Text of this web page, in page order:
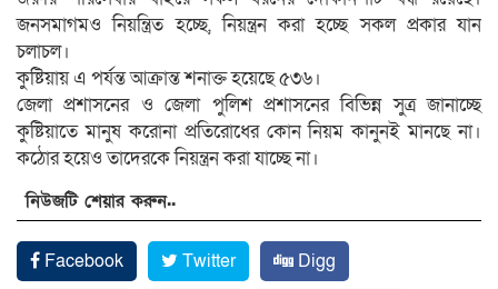
জনসমাগমও নিয়ন্ত্রিত হচ্ছে, নিয়ন্ত্রন করা হচ্ছে সকল প্রকার যান
চলাচল।
কুষ্টিয়ায় এ পর্যন্ত আক্রান্ত শনাক্ত হয়েছে ৫৩৬।
জেলা প্রশাসনের ও জেলা পুলিশ প্রশাসনের বিভিন্ন সুত্র জানাচ্ছে
কুষ্টিয়াতে মানুষ করোনা প্রতিরোধের কোন নিয়ম কানুনই মানছে না।
কঠোর হয়েও তাদেরকে নিয়ন্ত্রন করা যাচ্ছে না।
নিউজটি শেয়ার করুন..
Facebook Twitter
Digg